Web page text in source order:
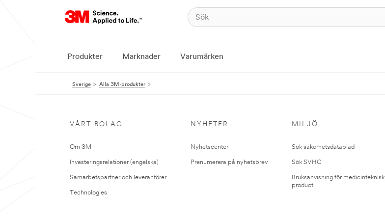
Produkter Marknader Varumärken
Sverige Alla 3M-produkter
VÅRT BOLAG
Om 3M
Investeringsrelationer (engelska)
Samarbetspartner och leverantörer
Technologies
NYHETER
Nyhetscenter
Prenumerera på nyhetsbrev
MILJÖ
Sök säkerhetsdatablad
Sök SVHC
Bruksanvisning för medicinteknisk
product